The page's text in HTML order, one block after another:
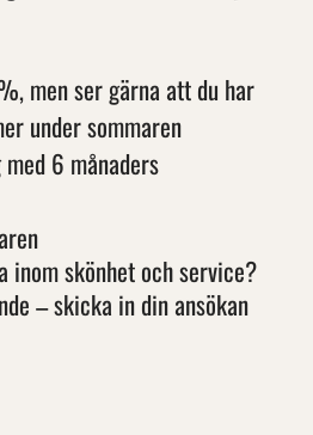
men ser gärna att du har
under sommaren
6 månaders
inom skönhet och service?
– skicka in din ansökan